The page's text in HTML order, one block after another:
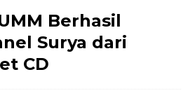
Berhasil
Surya dari
CD